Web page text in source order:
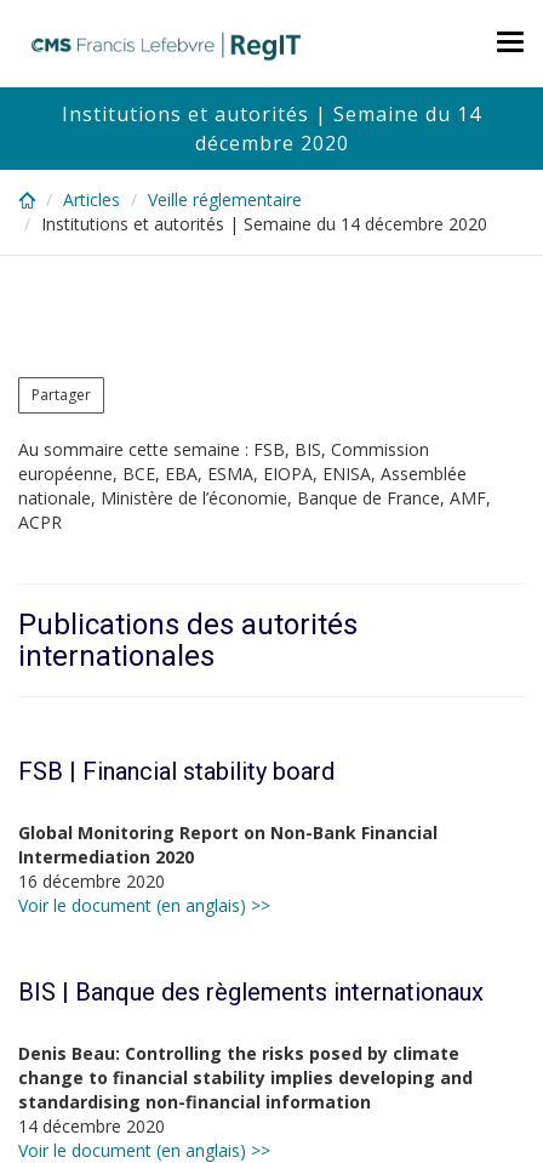
content
Institutions et autorités | Semaine du 14
décembre 2020
Articles
Veille réglementaire
Institutions et autorités | Semaine du 14 décembre 2020
Partager
Au sommaire cette semaine : FSB, BIS, Commission
européenne, BCE, EBA, ESMA, EIOPA, ENISA, Assemblée
nationale, Ministère de l’économie, Banque de France, AMF,
ACPR
Publications des autorités
internationales
FSB | Financial stability board
Global Monitoring Report on Non-Bank Financial
Intermediation 2020
16 décembre 2020
Voir le document (en anglais) >>
BIS | Banque des règlements internationaux
Denis Beau: Controlling the risks posed by climate
change to financial stability implies developing and
standardising non-financial information
14 décembre 2020
Voir le document (en anglais) >>